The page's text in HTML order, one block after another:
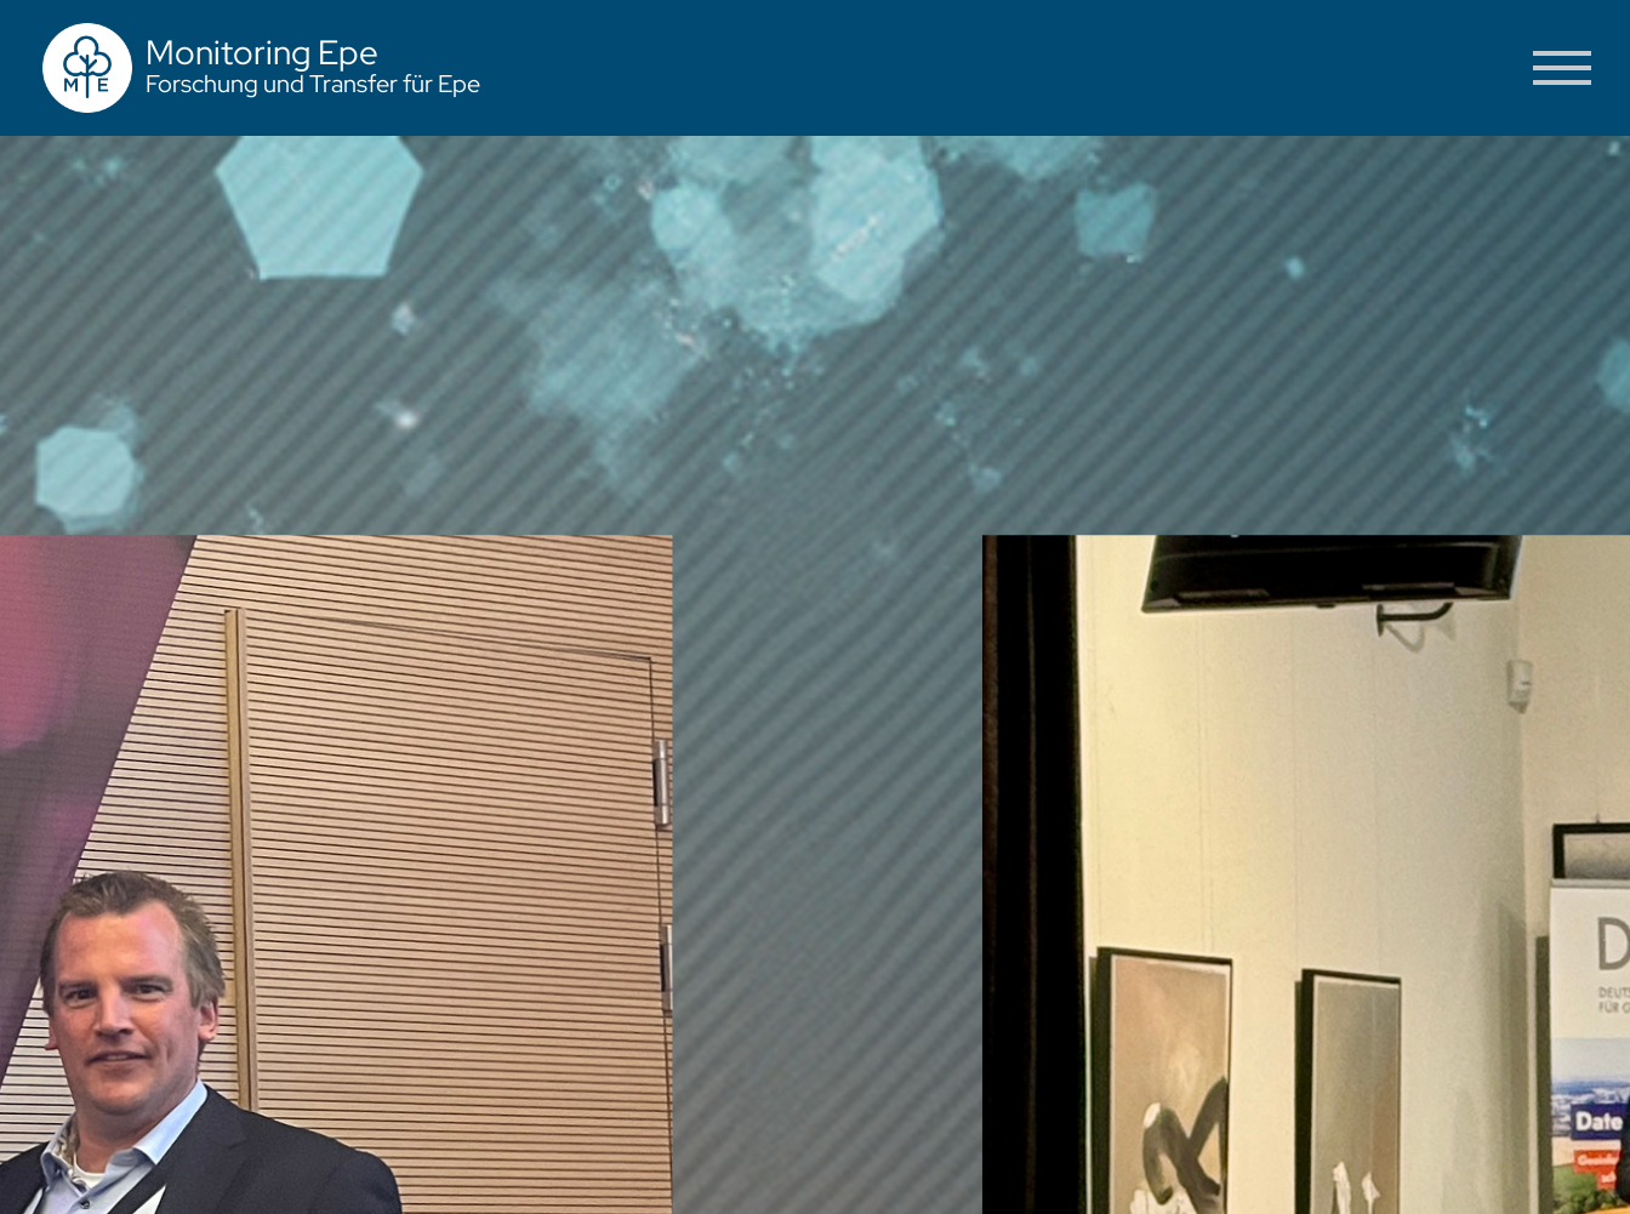
Monitoring Epe
Forschung und Transfer für Epe